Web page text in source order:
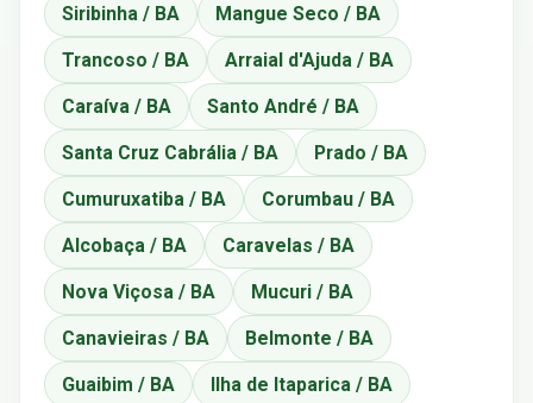
Siribinha / BA Mangue Seco / BA
Trancoso / BA Arraial d'Ajuda / BA
Caraíva / BA Santo André / BA
Santa Cruz Cabrália / BA Prado / BA
Cumuruxatiba / BA Corumbau / BA
Alcobaça / BA Caravelas / BA
Nova Viçosa / BA Mucuri / BA
Canavieiras / BA Belmonte / BA
Guaibim / BA Ilha de Itaparica / BA